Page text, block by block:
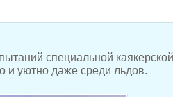
специальной
и уютно даже среди льдов.